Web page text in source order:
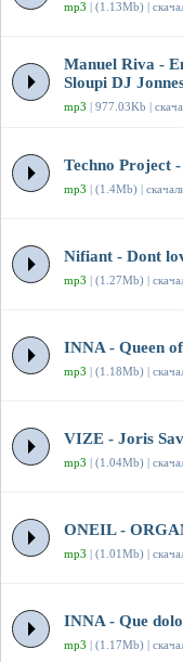
mp3 | (1.13Mb) |
Manuel Riva -
Sloupi DJ
mp3 | 977.03Kb |
Techno Project
mp3 | (1.4Mb) |
Nifiant - Dont
mp3 | (1.27Mb) |
INNA - Queen
mp3 | (1.18Mb) |
VIZE - Joris
mp3 | (1.04Mb) |
ONEIL -
mp3 | (1.01Mb) |
INNA - Que
mp3 | (1.17Mb) |